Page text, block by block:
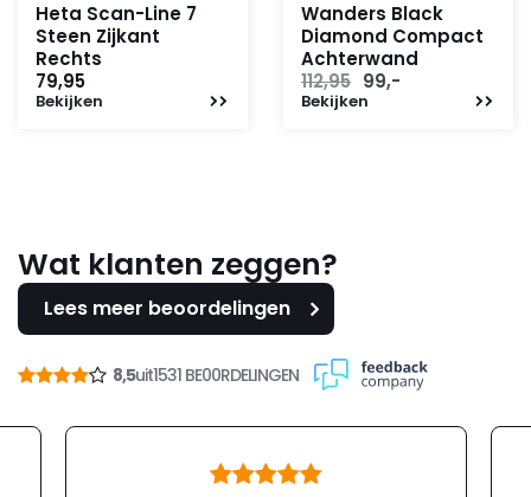
Heta Scan-Line 7
Steen Zijkant
Rechts
79,95
Bekijken
Wanders Black
Diamond Compact
Achterwand
112,95 Oorspronkelijke
prijs
99,-
Bekijken
Wat klanten zeggen?
Lees meer beoordelingen
8,5uit1531 BE00RDELINGEN